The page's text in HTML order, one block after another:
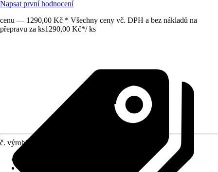
Napsat první hodnocení
cenu — 1290,00 Kč * Všechny ceny vč. DPH a bez nákladů na
přepravu za ks1290,00 Kč*/ ks
č. výrobku